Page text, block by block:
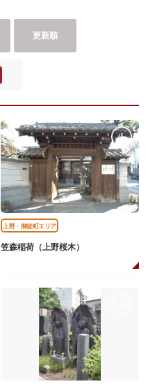
更新順
上野・御徒町エリア
笠森稲荷（上野桜木）